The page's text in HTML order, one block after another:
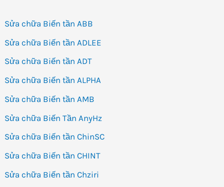
Sửa chữa Biến tần ABB
Sửa chữa Biến tần ADLEE
Sửa chữa Biến tần ADT
Sửa chữa Biến tần ALPHA
Sửa chữa Biến tần AMB
Sửa chữa Biến Tần AnyHz
Sửa chữa Biến tần ChinSC
Sửa chữa Biến tần CHINT
Sửa chữa Biến tần Chziri